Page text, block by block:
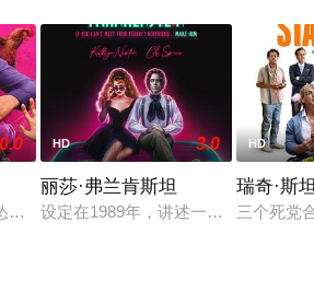
（林家栋 饰）、慕容辉（任贤齐 饰）计
HD 3.0
丽莎·弗兰肯斯坦
设定在1989年，讲述一个不受欢迎
HD
瑞奇·斯
三个死党